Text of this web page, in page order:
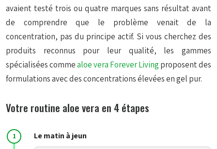
avaient testé trois ou quatre marques sans résultat avant
de comprendre que le problème venait de la
concentration, pas du principe actif. Si vous cherchez des
produits reconnus pour leur qualité, les gammes
spécialisées commealoe vera Forever Living proposent des
formulations avec des concentrations élevées en gel pur.
Votre routine aloe vera en 4 étapes
Le matin à jeun